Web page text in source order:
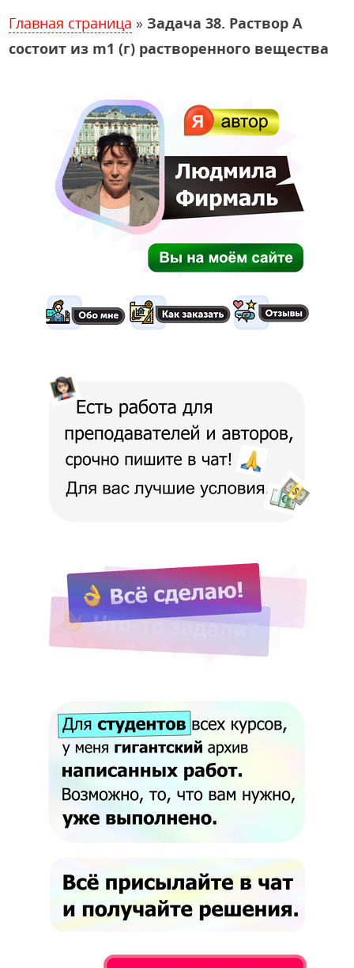
Главная страница » Задача 38. Раствор А
состоит из m1 (г) растворенного вещества